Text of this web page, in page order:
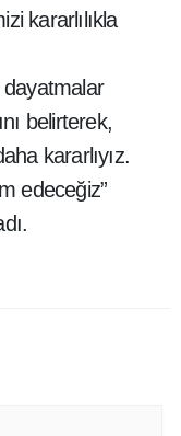
kararlılıkla
dayatmalar
belirterek,
kararlıyız.
edeceğiz”